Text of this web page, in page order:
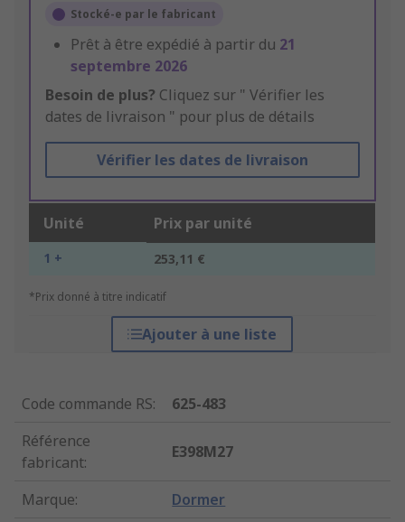
Stocké-e par le fabricant
Prêt à être expédié à partir du 21
septembre 2026
Besoin de plus? Cliquez sur " Vérifier les
dates de livraison " pour plus de détails
Vérifier les dates de livraison
Unité Prix par unité
1 + 253,11 €
*Prix donné à titre indicatif
Ajouter à une liste
Code commande RS:
625-483
Référence
fabricant:
E398M27
Marque: Dormer